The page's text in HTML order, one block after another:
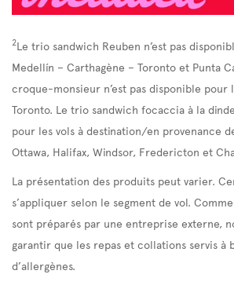
2Le trio sandwich Reuben n’est pas
Medellín – Carthagène – Toronto et Punta
croque-monsieur n’est pas disponible pour
Toronto. Le trio sandwich focaccia à la
pour les vols à destination/en provenance
Ottawa, Halifax, Windsor, Fredericton et
La présentation des produits peut varier.
s’appliquer selon le segment de vol.
sont préparés par une entreprise externe,
garantir que les repas et collations servis à
d’allergènes.